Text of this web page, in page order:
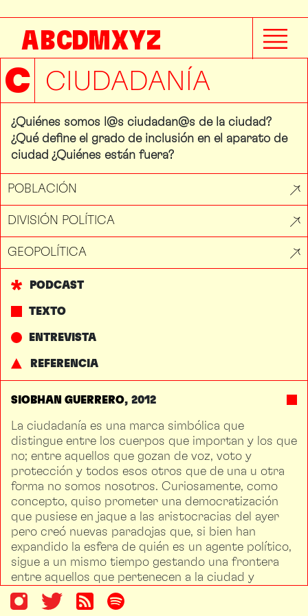
ABCDMXYZ
C CIUDADANÍA
¿Quiénes somos l@s ciudadan@s de la ciudad?
¿Qué define el grado de inclusión en el aparato de
ciudad ¿Quiénes están fuera?
PODCAST
TEXTO
ENTREVISTA
REFERENCIA
POBLACIÓN
DIVISIÓN POLÍTICA
GEOPOLÍTICA
SIOBHAN GUERRERO 2012
La ciudadanía es una marca simbólica que
distingue entre los cuerpos que importan y los que
no; entre aquellos que gozan de voz, voto y
protección y todos esos otros que de una u otra
forma no somos nosotros. Curiosamente, como
concepto, quiso prometer una democratización
que pusiese en jaque a las aristocracias del ayer
pero creó nuevas paradojas que, si bien han
expandido la esfera de quién es un agente político,
sigue a un mismo tiempo gestando una frontera
entre aquellos que pertenecen a la ciudad y
aquellos que le son ajenos.
La ciudadanía como promesa esconde lo